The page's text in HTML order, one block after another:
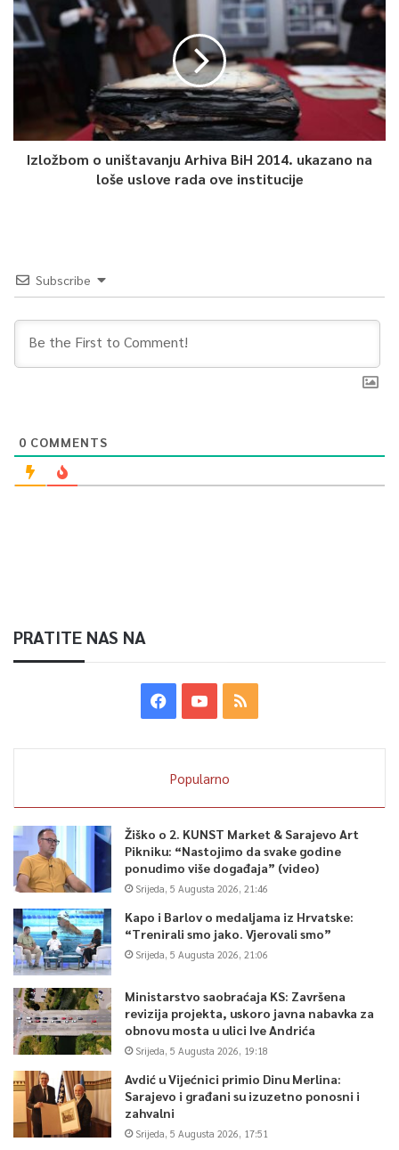
Izložbom o uništavanju Arhiva BiH 2014. ukazano na
loše uslove rada ove institucije
Subscribe
0 COMMENTS
PRATITE NAS NA
Popularno
Žiško o 2. KUNST Market & Sarajevo Art
Pikniku: “Nastojimo da svake godine
ponudimo više događaja” (video)
Srijeda, 5 Augusta 2026, 21:46
Kapo i Barlov o medaljama iz Hrvatske:
“Trenirali smo jako. Vjerovali smo”
Srijeda, 5 Augusta 2026, 21:06
Ministarstvo saobraćaja KS: Završena
revizija projekta, uskoro javna nabavka za
obnovu mosta u ulici Ive Andrića
Srijeda, 5 Augusta 2026, 19:18
Avdić u Vijećnici primio Dinu Merlina:
Sarajevo i građani su izuzetno ponosni i
zahvalni
Srijeda, 5 Augusta 2026, 17:51